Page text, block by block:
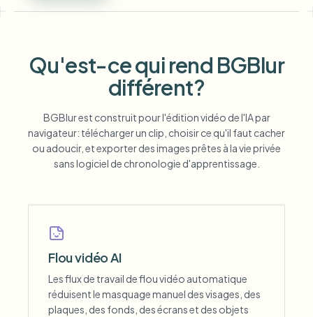
Qu'est-ce qui rend BGBlur
différent?
BGBlur est construit pour l'édition vidéo de l'IA par
navigateur: télécharger un clip, choisir ce qu'il faut cacher
ou adoucir, et exporter des images prêtes à la vie privée
sans logiciel de chronologie d'apprentissage.
Flou vidéo AI
Les flux de travail de flou vidéo automatique
réduisent le masquage manuel des visages, des
plaques, des fonds, des écrans et des objets